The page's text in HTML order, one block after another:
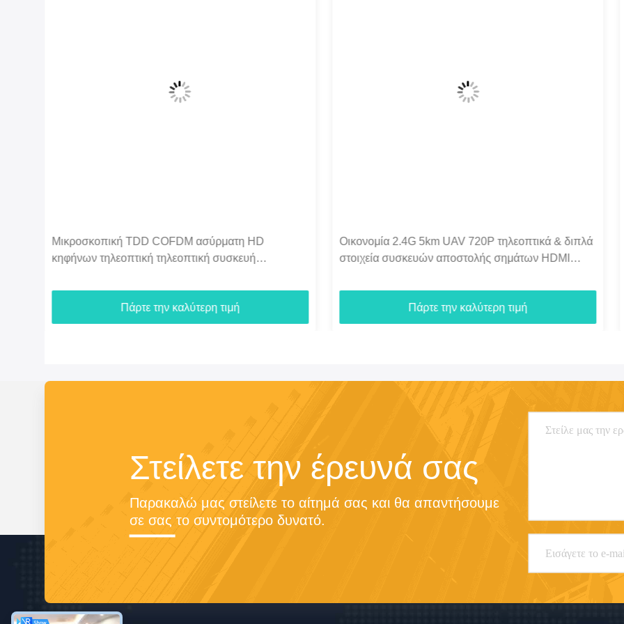
Οικονομία 2.4G 5km UAV 720P τηλεοπτικά & διπλά
στοιχεία συσκευών αποστολής σημάτων HDMI
Πάρτε την καλύτερη τιμή
C50HPT 40-70km Mavlink 2.4GHz COFDM UAV
Video Transmitter Ultra μακράς εμβέλειας
Πάρτε την καλύτερη τιμή
Στείλετε την έρευνά σας
Παρακαλώ μας στείλετε το αίτημά σας και θα απαντήσουμε
σε σας το συντομότερο δυνατό.